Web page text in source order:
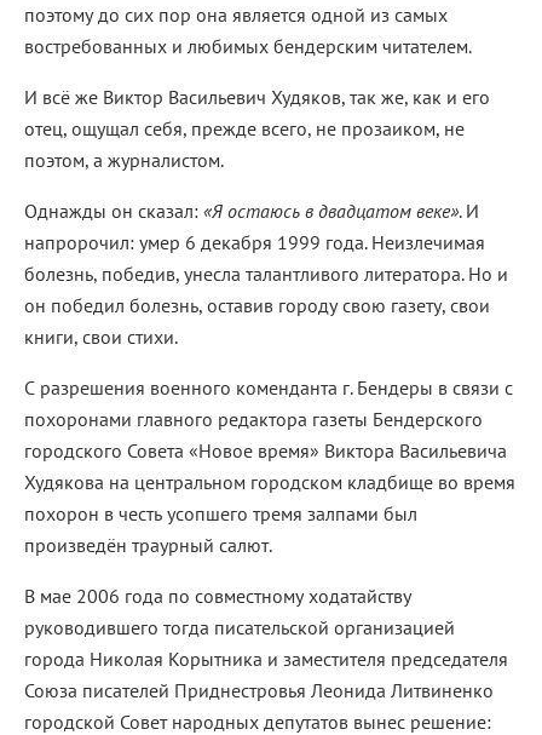
поэтому до сих пор она является одной из самых
востребованных и любимых бендерским читателем.
И всё же Виктор Васильевич Худяков, так же, как и его
отец, ощущал себя, прежде всего, не прозаиком, не
поэтом, а журналистом.
Однажды он сказал: «Я остаюсь в двадцатом веке». И
напророчил: умер 6 декабря 1999 года. Неизлечимая
болезнь, победив, унесла талантливого литератора. Но и
он победил болезнь, оставив городу свою газету, свои
книги, свои стихи.
С разрешения военного коменданта г. Бендеры в связи с
похоронами главного редактора газеты Бендерского
городского Совета «Новое время» Виктора Васильевича
Худякова на центральном городском кладбище во время
похорон в честь усопшего тремя залпами был
произведён траурный салют.
В мае 2006 года по совместному ходатайству
руководившего тогда писательской организацией
города Николая Корытника и заместителя председателя
Союза писателей Приднестровья Леонида Литвиненко
городской Совет народных депутатов вынес решение: